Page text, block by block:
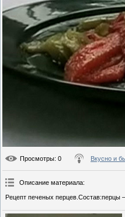
Просмотры: 0 Вкусно и
Описание материала:
Рецепт печеных перцев.Состав:перцы